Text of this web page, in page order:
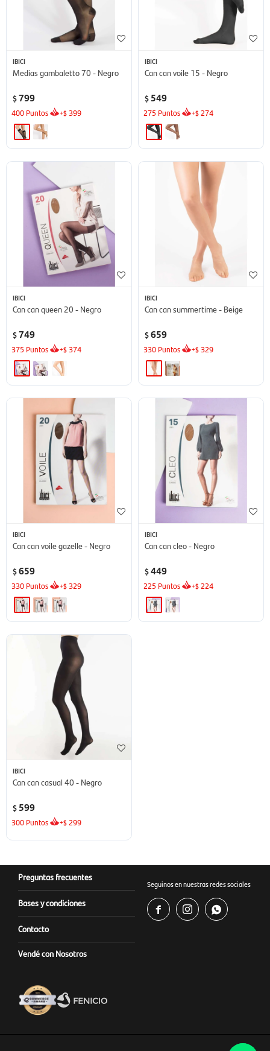
IBICI
Medias gambaletto 70 - Negro
$799
400 Puntos +$ 399
IBICI
Can can voile 15 - Negro
$ 549
275 Puntos +$ 274
IBICI
Can can queen 20 - Negro
$749
375 Puntos +$ 374
IBICI
Can can summertime - Beige
$659
330 Puntos +$ 329
IBICI
Can can voile gazelle - Negro
$659
330 Puntos +$ 329
IBICI
Can can cleo - Negro
$449
225 Puntos +$ 224
IBICI
Can can casual 40 - Negro
$ 599
300 Puntos +$ 299
Preguntas frecuentes
Bases y condiciones
Contacto
Vendé con Nosotros
Seguinos en nuestras redes sociales
  